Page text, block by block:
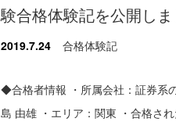
験合格体験記を公開しま
2019.7.24 合格体験記
◆合格者情報 ・所属会社：証券系
島 由雄 ・エリア：関東 ・合格さ